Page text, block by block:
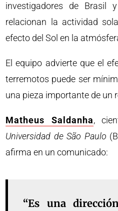
investigadores de Brasil
relacionan la actividad
efecto del Sol en la
El equipo advierte que el
terremotos puede ser
una pieza importante de un
Matheus Saldanha,
Universidad de São Paulo
afirma en un comunicado:
“Es una